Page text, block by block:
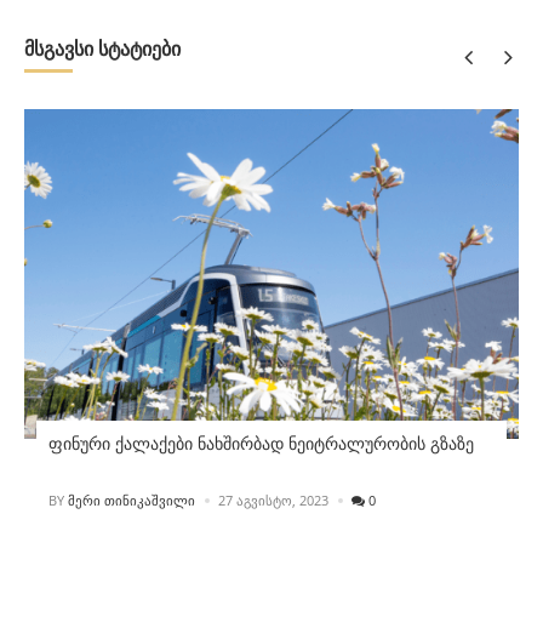
მსგავსი სტატიები
ფინური ქალაქები ნახშირბად ნეიტრალურობის გზაზე
POSTED
BY ᲛᲔᲠᲘ ᲗᲘᲜᲘᲙᲐᲨᲕᲘᲚᲘ 27 ᲐᲒᲕᲘᲡᲢᲝ, 2023 0